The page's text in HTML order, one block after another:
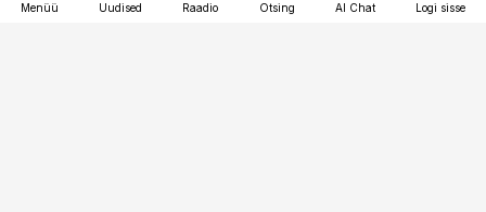
Menüü Uudised Raadio Otsing AI Chat Logi sisse